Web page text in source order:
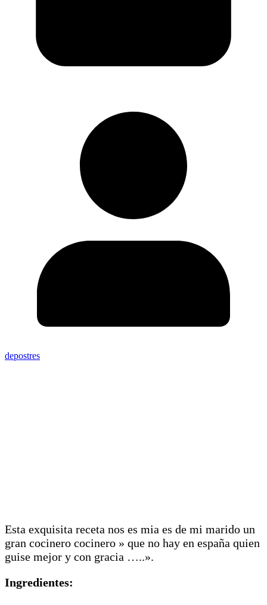
depostres
Esta exquisita receta nos es mia es de mi marido un
gran cocinero cocinero » que no hay en españa quien
guise mejor y con gracia …..».
Ingredientes: